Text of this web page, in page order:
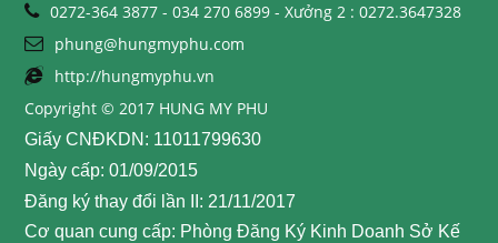
0272-364 3877 - 034 270 6899 - Xưởng 2 : 0272.3647328
phung@hungmyphu.com
http://hungmyphu.vn
Copyright © 2017 HUNG MY PHU
Giấy CNĐKDN: 11011799630
Ngày cấp: 01/09/2015
Đăng ký thay đổi lần II: 21/11/2017
Cơ quan cung cấp: Phòng Đăng Ký Kinh Doanh Sở Kế